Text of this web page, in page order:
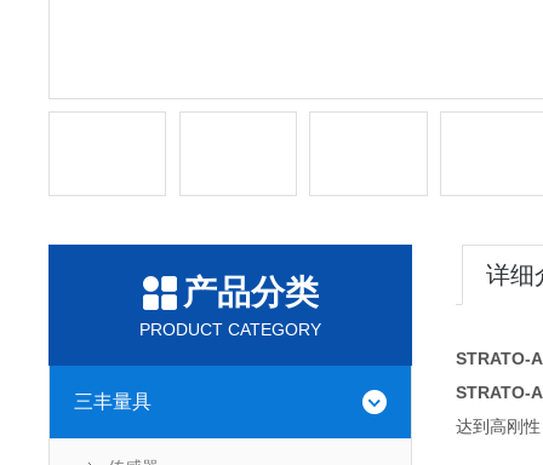
产品分类
PRODUCT CATEGORY
三丰量具
详细
STRATO-
STRATO-
达到高刚